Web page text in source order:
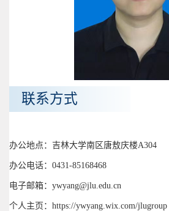
联系方式
办公地点：吉林大学南区唐敖庆楼A304
办公电话：0431-85168468
电子邮箱：ywyang@jlu.edu.cn
个人主页：https://ywyang.wix.com/jlugroup